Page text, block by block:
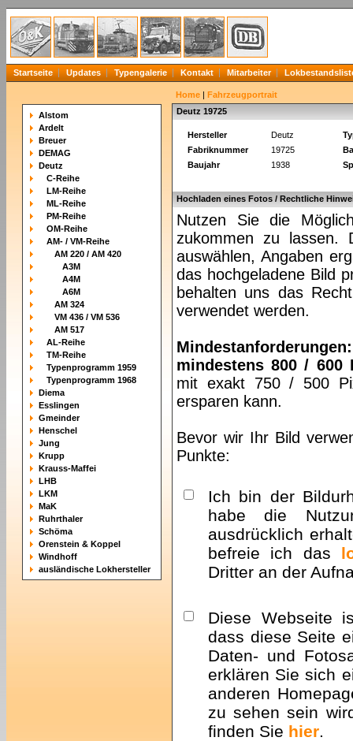
Startseite Updates Typengalerie Kontakt Mitarbeiter
Alstom
Ardelt
Breuer
DEMAG
Deutz
C-Reihe
LM-Reihe
ML-Reihe
PM-Reihe
OM-Reihe
AM- / VM-Reihe
AM 220 / AM 420
A3M
A4M
A6M
AM 324
VM 436 / VM 536
AM 517
AL-Reihe
TM-Reihe
Typenprogramm 1959
Typenprogramm 1968
Diema
Esslingen
Gmeinder
Henschel
Jung
Krupp
Krauss-Maffei
LHB
LKM
MaK
Ruhrthaler
Schöma
Orenstein & Koppel
Windhoff
ausländische Lokhersteller
Home | Fahrzeugportrait
Deutz 19725
Hersteller Deutz
Fabriknummer
19725
Baujahr
1938
Hochladen eines Fotos / Rechtliche
Nutzen Sie die
zukommen zu lassen.
auswählen, Angaben
das hochgeladene Bild
behalten uns das
verwendet werden.
Mindestanforderungen:
mindestens 800 / 600
mit exakt 750 / 500
ersparen kann.
Bevor wir Ihr Bild
Punkte:
Ich bin der
habe die
ausdrücklich
befreie ich das
Dritter an der
Diese Webseite
dass diese Seite
Daten- und
erklären Sie sich
anderen
zu sehen sein
finden Sie hier.